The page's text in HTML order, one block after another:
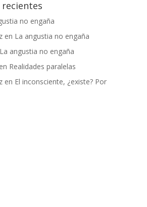
no engaña
en La angustia no engaña
La angustia no engaña
en Realidades paralelas
en El inconsciente, ¿existe? Por